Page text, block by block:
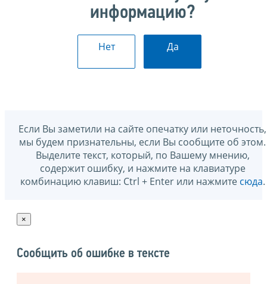
информацию?
Нет Да
Если Вы заметили на сайте опечатку или неточность,
мы будем признательны, если Вы сообщите об этом.
Выделите текст, который, по Вашему мнению,
содержит ошибку, и нажмите на клавиатуре
комбинацию клавиш: Ctrl + Enter или нажмите сюда.
×
Сообщить об ошибке в тексте